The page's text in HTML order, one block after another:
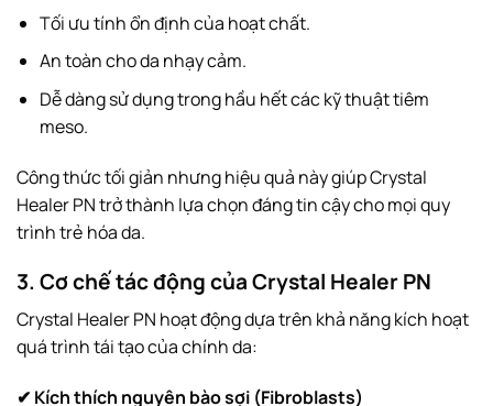
Tối ưu tính ổn định của hoạt chất.
An toàn cho da nhạy cảm.
Dễ dàng sử dụng trong hầu hết các kỹ thuật tiêm
meso.
Công thức tối giản nhưng hiệu quả này giúp Crystal
Healer PN trở thành lựa chọn đáng tin cậy cho mọi quy
trình trẻ hóa da.
3. Cơ chế tác động của Crystal Healer PN
Crystal Healer PN hoạt động dựa trên khả năng kích hoạt
quá trình tái tạo của chính da:
✔ Kích thích nguyên bào sợi (Fibroblasts)